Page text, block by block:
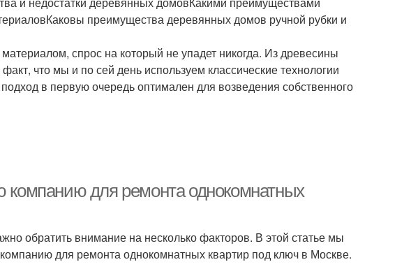
преимущества деревянных домов ручной рубки и
спрос на который не упадет никогда. Из древесины
что мы и по сей день используем классические технологии
в первую очередь оптимален для возведения собственного
компанию для ремонта однокомнатных
обратить внимание на несколько факторов. В этой статье мы
для ремонта однокомнатных квартир под ключ в Москве.